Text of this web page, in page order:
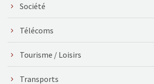
Société
Télécoms
Tourisme / Loisirs
Transports